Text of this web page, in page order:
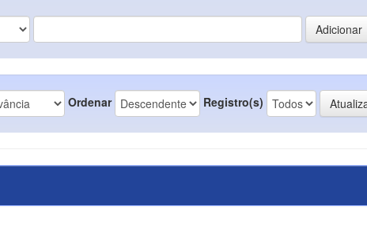
Ordenar Registro(s)